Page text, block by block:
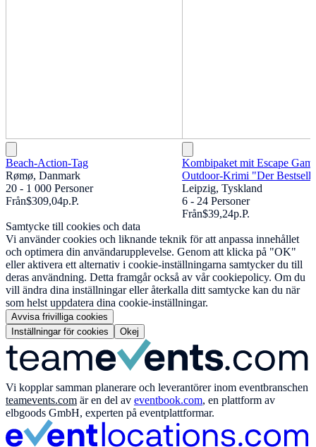
Beach-Action-Tag
Rømø, Danmark
20 - 1 000 Personer
Från$309,04p.P.
Kombipaket mit Escape
Outdoor-Krimi "Der
Leipzig, Tyskland
6 - 24 Personer
Från$39,24p.P.
Samtycke till cookies och data
Vi använder cookies och liknande teknik för att anpassa innehållet
och optimera din användarupplevelse. Genom att klicka på "OK"
eller aktivera ett alternativ i cookie-inställningarna samtycker du till
deras användning. Detta framgår också av vår cookiepolicy. Om du
vill ändra dina inställningar eller återkalla ditt samtycke kan du när
som helst uppdatera dina cookie-inställningar.
Avvisa frivilliga cookies
Inställningar för cookies
Okej
Vi kopplar samman planerare och leverantörer inom eventbranschen
teamevents.com är en del av eventbook.com, en plattform av
elbgoods GmbH, experten på eventplattformar.